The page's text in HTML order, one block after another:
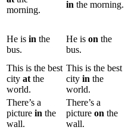
morning.
in the morning.
He is in the
bus.
He is on the
bus.
This is the best
city at the
world.
This is the best
city in the
world.
There’s a
picture in the
wall.
There’s a
picture on the
wall.